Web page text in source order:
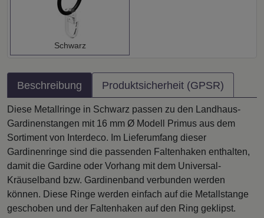
Schwarz
Beschreibung Produktsicherheit (GPSR)
Diese Metallringe in Schwarz passen zu den Landhaus-
Gardinenstangen mit 16 mm Ø Modell Primus aus dem
Sortiment von Interdeco. Im Lieferumfang dieser
Gardinenringe sind die passenden Faltenhaken enthalten,
damit die Gardine oder Vorhang mit dem Universal-
Kräuselband bzw. Gardinenband verbunden werden
können. Diese Ringe werden einfach auf die Metallstange
geschoben und der Faltenhaken auf den Ring geklipst.